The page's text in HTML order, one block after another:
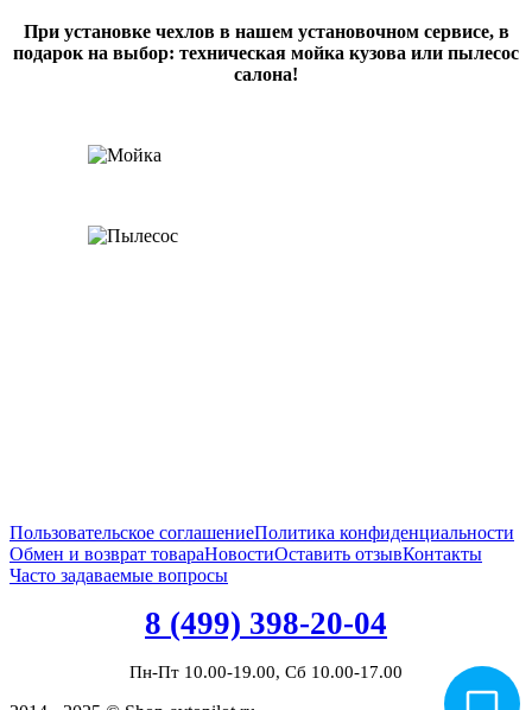
При установке чехлов в нашем установочном сервисе, в
подарок на выбор: техническая мойка кузова или пылесос
салона!
Пользовательское соглашениеПолитика конфиденциальности
Обмен и возврат товараНовостиОставить отзывКонтакты
Часто задаваемые вопросы
8 (499) 398-20-04
Пн-Пт 10.00-19.00, Сб 10.00-17.00